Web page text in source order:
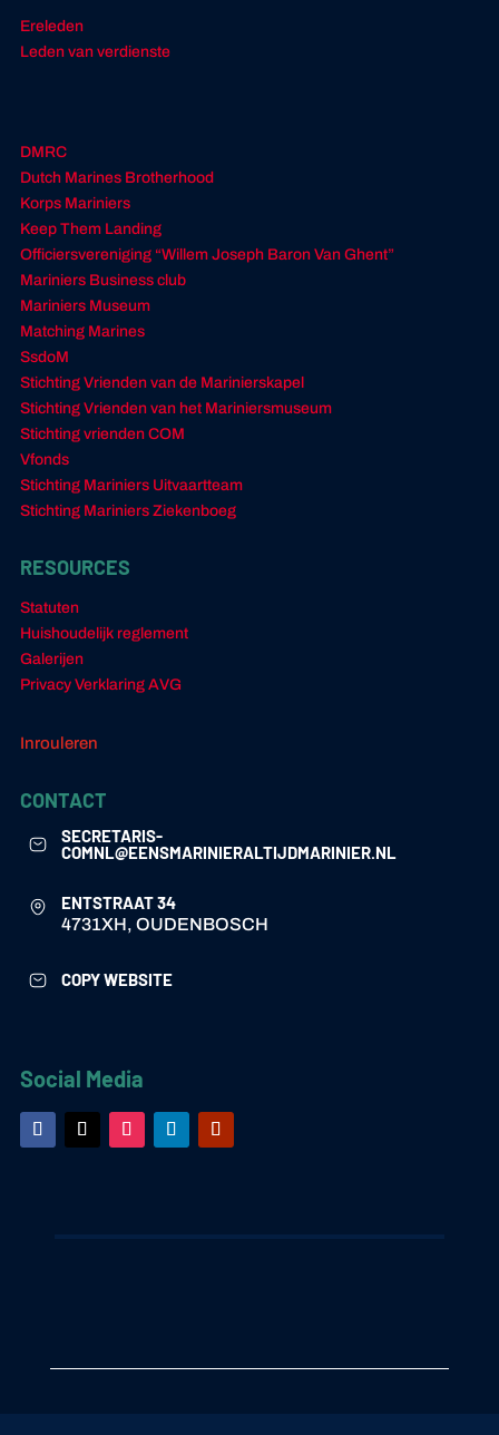
Ereleden
Leden van verdienste
DMRC
Dutch Marines Brotherhood
Korps Mariniers
Keep Them Landing
Officiersvereniging “Willem Joseph Baron Van Ghent”
Mariniers Business club
Mariniers Museum
Matching Marines
SsdoM
Stichting Vrienden van de Marinierskapel
Stichting Vrienden van het Mariniersmuseum
Stichting vrienden COM
Vfonds
Stichting Mariniers Uitvaartteam
Stichting Mariniers Ziekenboeg
RESOURCES
Statuten
Huishoudelijk reglement
Galerijen
Privacy Verklaring AVG
Inrouleren
CONTACT
SECRETARIS-
COMNL@EENSMARINIERALTIJDMARINIER.NL
ENTSTRAAT 34
4731XH, OUDENBOSCH
COPY WEBSITE
Social Media